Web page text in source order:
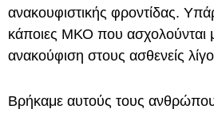
ανακουφιστικής φροντίδας.
κάποιες ΜΚΟ που ασχολούνται
ανακούφιση στους ασθενείς
Βρήκαμε αυτούς τους ανθρώπους